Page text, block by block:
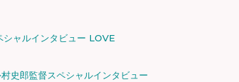
ャルインタビュー LOVE
史郎監督スペシャルインタビュー